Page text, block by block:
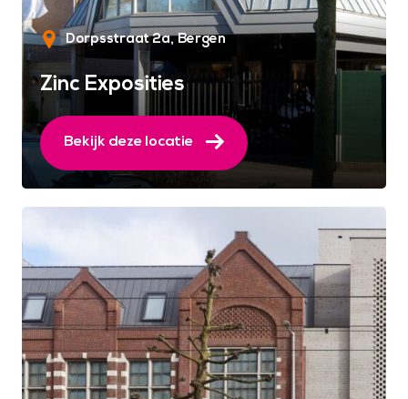
Dorpsstraat 2a Bergen
Zinc Exposities
Bekijk deze locatie